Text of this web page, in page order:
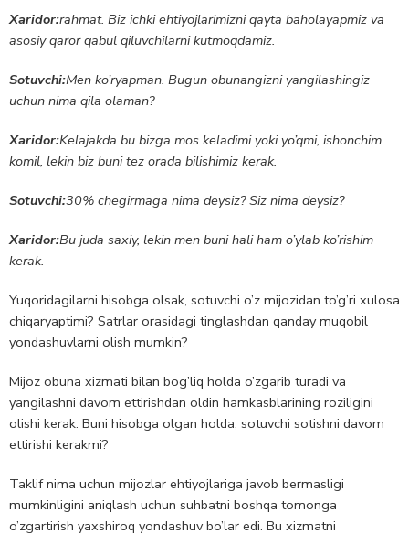
Xaridor:rahmat. Biz ichki ehtiyojlarimizni qayta baholayapmiz va
asosiy qaror qabul qiluvchilarni kutmoqdamiz.
Sotuvchi:Men ko’ryapman. Bugun obunangizni yangilashingiz
uchun nima qila olaman?
Xaridor:Kelajakda bu bizga mos keladimi yoki yo’qmi, ishonchim
komil, lekin biz buni tez orada bilishimiz kerak.
Sotuvchi:30% chegirmaga nima deysiz? Siz nima deysiz?
Xaridor:Bu juda saxiy, lekin men buni hali ham o’ylab ko’rishim
kerak.
Yuqoridagilarni hisobga olsak, sotuvchi o’z mijozidan to’g’ri xulosa
chiqaryaptimi? Satrlar orasidagi tinglashdan qanday muqobil
yondashuvlarni olish mumkin?
Mijoz obuna xizmati bilan bog’liq holda o’zgarib turadi va
yangilashni davom ettirishdan oldin hamkasblarining roziligini
olishi kerak. Buni hisobga olgan holda, sotuvchi sotishni davom
ettirishi kerakmi?
Taklif nima uchun mijozlar ehtiyojlariga javob bermasligi
mumkinligini aniqlash uchun suhbatni boshqa tomonga
o’zgartirish yaxshiroq yondashuv bo’lar edi. Bu xizmatni